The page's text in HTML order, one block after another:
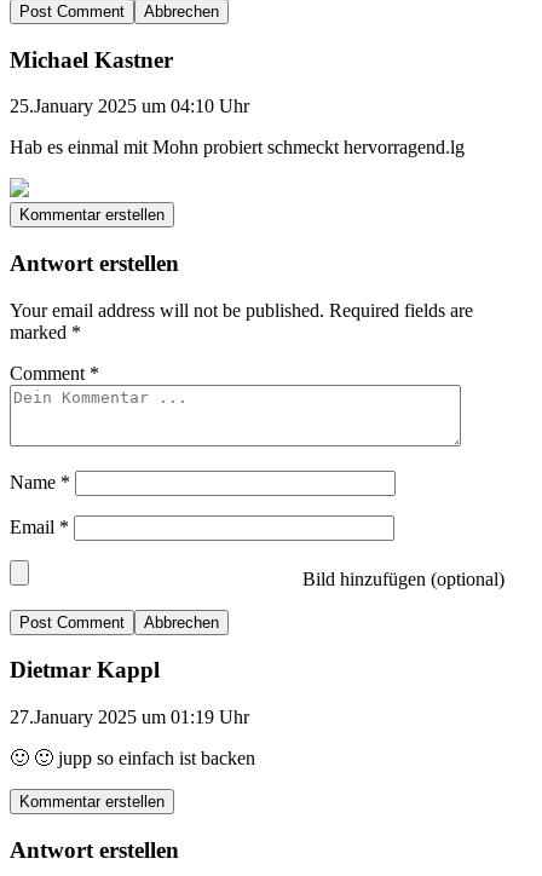
Abbrechen
Michael Kastner
25.January 2025 um 04:10 Uhr
Hab es einmal mit Mohn probiert schmeckt hervorragend.lg
Kommentar erstellen
Antwort erstellen
Your email address will not be published. Required fields are
marked *
Comment *
Name *
Email *
Bild hinzufügen (optional)
Abbrechen
Dietmar Kappl
27.January 2025 um 01:19 Uhr
🙂 🙂 jupp so einfach ist backen
Kommentar erstellen
Antwort erstellen